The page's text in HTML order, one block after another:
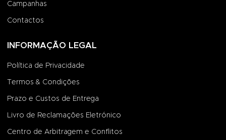
Campanhas
Contactos
INFORMAÇÃO LEGAL
Política de Privacidade
Termos & Condições
Prazo e Custos de Entrega
Livro de Reclamações Eletrónico
Centro de Arbitragem e Conflitos